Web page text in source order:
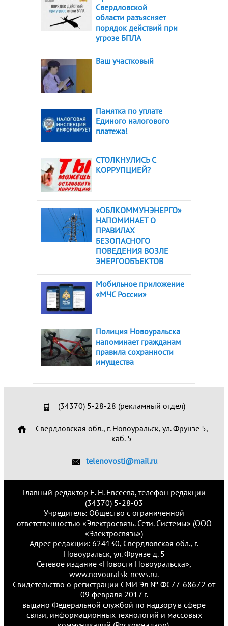
Свердловской
области разъясняет
порядок действий при
угрозе БПЛА
Ваш участковый
Памятка по уплате
Единого налогового
платежа!
СТОЛКНУЛИСЬ С
КОРРУПЦИЕЙ?
«ОБЛКОММУНЭНЕРГО»
НАПОМИНАЕТ О
ПРАВИЛАХ
БЕЗОПАСНОГО
ПОВЕДЕНИЯ ВОЗЛЕ
ЭНЕРГООБЪЕКТОВ
Мобильное приложение
«МЧС России»
Полиция Новоуральска
напоминает гражданам
правила сохранности
имущества
(34370) 5-28-28 (рекламный отдел)
Свердловская обл., г. Новоуральск, ул. Фрунзе 5,
каб. 5
telenovosti@mail.ru
Главный редактор Е. Н. Евсеева, телефон редакции
(34370) 5-28-03
Учредитель: Общество с ограниченной
ответственностью «Электросвязь. Сети. Системы» (ООО
«Электросвязь»)
Адрес редакции: 624130, Свердловская обл., г.
Новоуральск, ул. Фрунзе д. 5
Сетевое издание «Новости Новоуральска»,
www.novouralsk-news.ru.
Свидетельство о регистрации СМИ Эл № ФС77-68672 от
09 февраля 2017 г.
выдано Федеральной службой по надзору в сфере
связи, информационных технологий и массовых